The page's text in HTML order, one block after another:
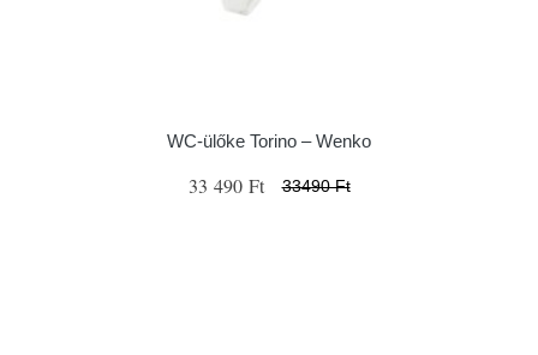
WC-ülőke Torino – Wenko
33 490 Ft 33490 Ft